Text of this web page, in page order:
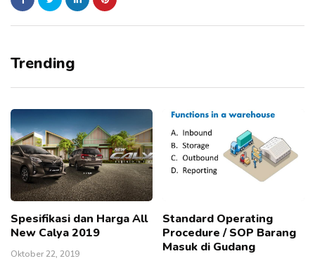
Trending
Spesifikasi dan Harga All
New Calya 2019
Oktober 22, 2019
Standard Operating
Procedure / SOP Barang
Masuk di Gudang